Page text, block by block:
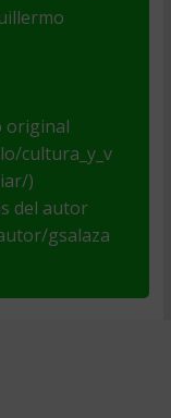
original
cultura_y_v
)
del autor
gsalaza